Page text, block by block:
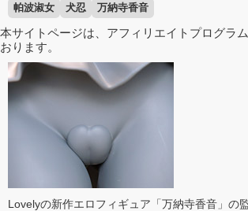
帕波淑女
犬忍 万納寺香音
本サイトページは、アフィリエイトプログラ
おります。
Lovelyの新作エロフィギュア「万納寺香音」の